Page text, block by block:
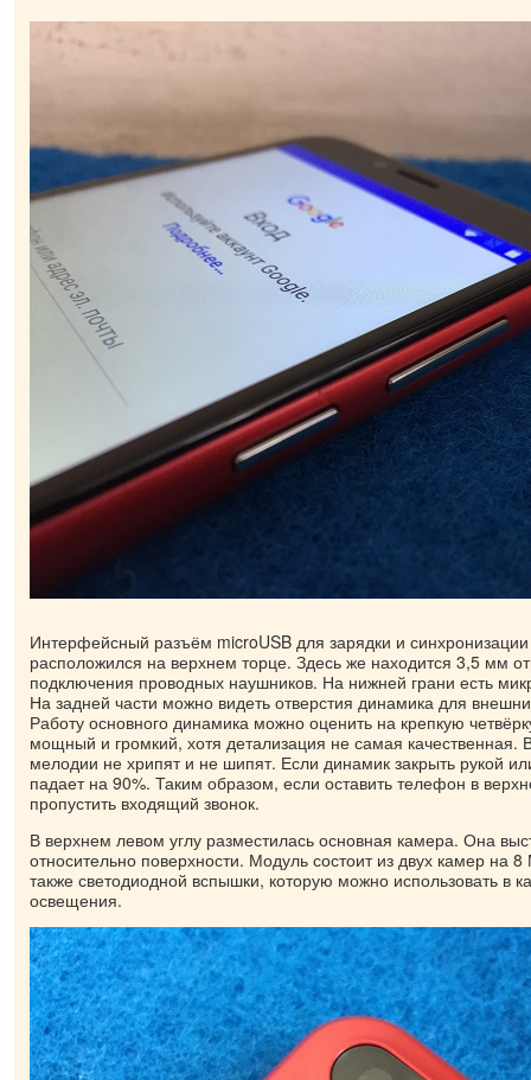
Интерфейсный разъём microUSB для зарядки и
расположился на верхнем торце. Здесь же находится 3,5 мм
подключения проводных наушников. На нижней грани есть
На задней части можно видеть отверстия динамика для
Работу основного динамика можно оценить на крепкую
мощный и громкий, хотя детализация не самая качественная.
мелодии не хрипят и не шипят. Если динамик закрыть рукой
падает на 90%. Таким образом, если оставить телефон в
пропустить входящий звонок.
В верхнем левом углу разместилась основная камера. Она
относительно поверхности. Модуль состоит из двух камер на
также светодиодной вспышки, которую можно использовать в
освещения.